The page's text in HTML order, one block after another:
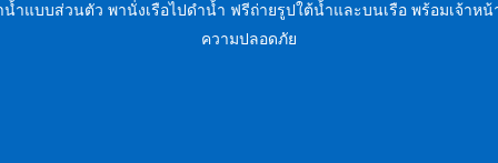
ำแบบส่วนตัว พานั่งเรือไปดำน้ำ ฟรีถ่ายรูปใต้น้ำและบนเรือ พร้อมเจ้าห
ความปลอดภัย